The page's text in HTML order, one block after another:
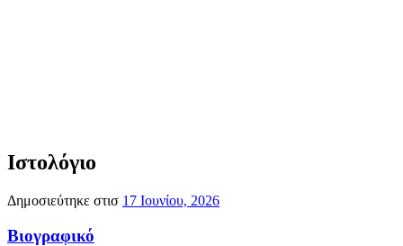
Ιστολόγιο
Δημοσιεύτηκε στισ 17 Ιουνίου, 2026
Βιογραφικό